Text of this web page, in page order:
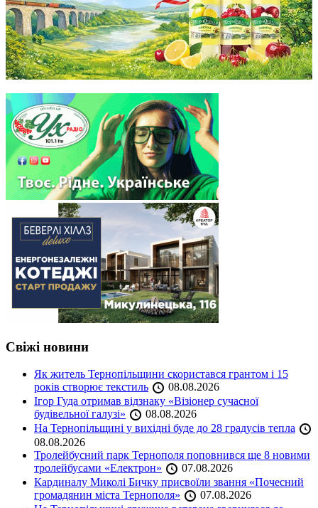
Свіжі новини
Як житель Тернопільщини скористався грантом і 15
років створює текстиль
08.08.2026
Ігор Гуда отримав відзнаку «Візіонер сучасної
будівельної галузі»
08.08.2026
На Тернопільщині у вихідні буде до 28 градусів тепла
08.08.2026
Тролейбусний парк Тернополя поповнився ще 8 новими
тролейбусами «Електрон»
07.08.2026
Кардиналу Миколі Бичку присвоїли звання «Почесний
громадянин міста Тернополя»
07.08.2026